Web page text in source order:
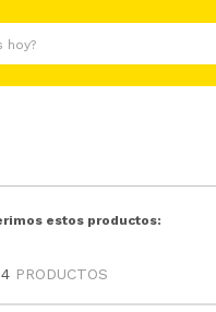
estos productos:
4 PRODUCTOS